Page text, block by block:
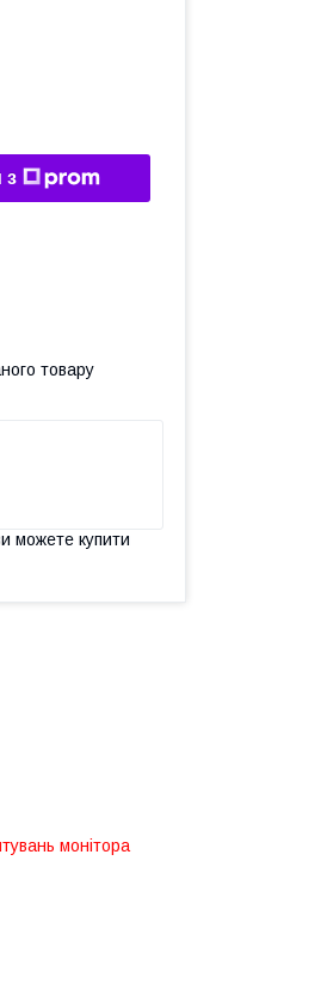
з
товару
можете купити
монітора